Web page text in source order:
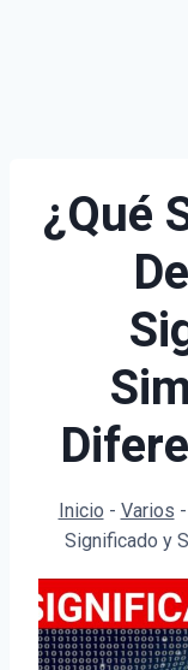
¿Qué
Inicio - Varios -
Significado y